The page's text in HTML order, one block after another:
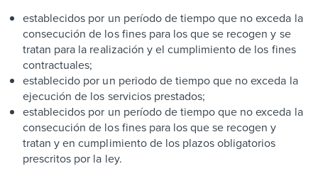
establecidos por un período de tiempo que no exceda la
consecución de los fines para los que se recogen y se
tratan para la realización y el cumplimiento de los fines
contractuales;
establecido por un periodo de tiempo que no exceda la
ejecución de los servicios prestados;
establecidos por un período de tiempo que no exceda la
consecución de los fines para los que se recogen y
tratan y en cumplimiento de los plazos obligatorios
prescritos por la ley.